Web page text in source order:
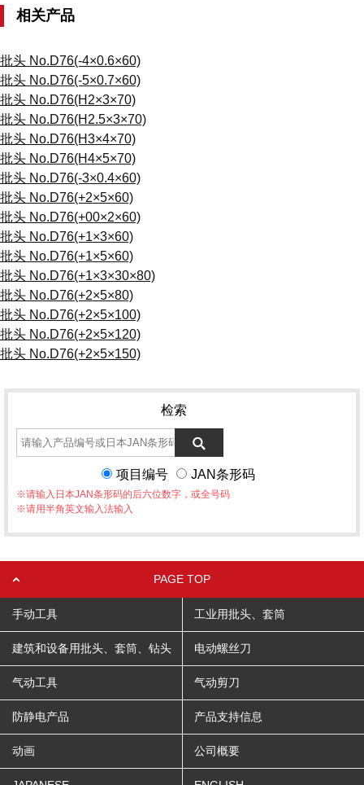
相关产品
批头 No.D76(-4×0.6×60)
批头 No.D76(-5×0.7×60)
批头 No.D76(H2×3×70)
批头 No.D76(H2.5×3×70)
批头 No.D76(H3×4×70)
批头 No.D76(H4×5×70)
批头 No.D76(-3×0.4×60)
批头 No.D76(+2×5×60)
批头 No.D76(+00×2×60)
批头 No.D76(+1×3×60)
批头 No.D76(+1×5×60)
批头 No.D76(+1×3×30×80)
批头 No.D76(+2×5×80)
批头 No.D76(+2×5×100)
批头 No.D76(+2×5×120)
批头 No.D76(+2×5×150)
检索
项目编号 JAN条形码
※请输入日本JAN条形码的后六位数字，或全号码
※请用半角英文输入法输入
PAGE TOP
手动工具 工业用批头、套筒
建筑和设备用批头、套筒、钻头 电动螺丝刀
气动工具 气动剪刀
防静电产品 产品支持信息
动画 公司概要